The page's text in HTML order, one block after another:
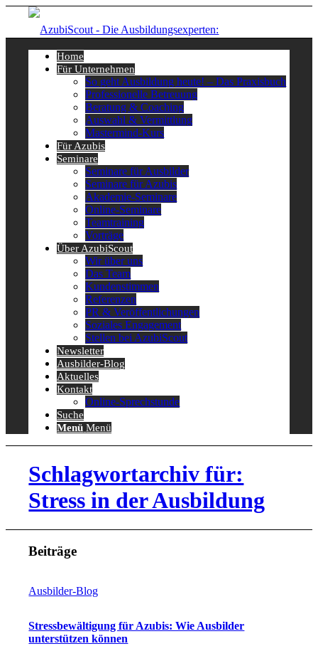
Home
Für Unternehmen
So geht Ausbildung heute! – Das Praxisbuch
Professionelle Betreuung
Beratung & Coaching
Auswahl & Vermittlung
Mastermind-Kurs
Für Azubis
Seminare
Seminare für Ausbilder
Seminare für Azubis
Akademie-Seminare
Online-Seminare
Teamtraining
Vorträge
Über AzubiScout
Wir über uns
Das Team
Kundenstimmen
Referenzen
PR & Veröffentlichungen
Soziales Engagement
Stellen bei AzubiScout
Newsletter
Ausbilder-Blog
Aktuelles
Kontakt
Online-Sprechstunde
Suche
Menü Menü
Schlagwortarchiv für:
Stress in der Ausbildung
Beiträge
Ausbilder-Blog
Stressbewältigung für Azubis: Wie Ausbilder
unterstützen können